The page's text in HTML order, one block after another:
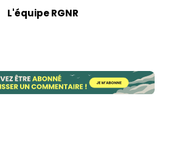
L'équipe RGNRdu site Web,
utilisé.